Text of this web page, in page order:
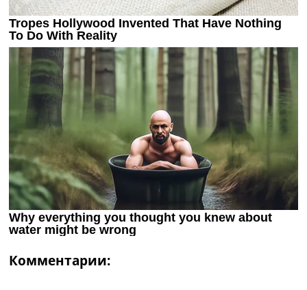
Комментарии: